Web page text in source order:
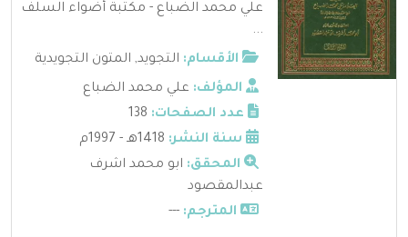
علي محمد الضباع - مكتبة أضواء السلف
...
الأقسام: التجويد, المتون التجويدية
المؤلف: علي محمد الضباع
عدد الصفحات:
سنة النشر:
المحقق: ابو محمد اشرف
عبدالمقصود
المترجم: ---